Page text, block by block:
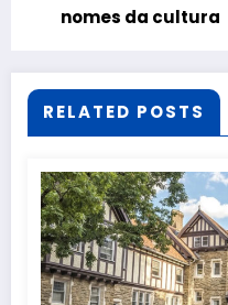
nomes da cultura
RELATED POSTS